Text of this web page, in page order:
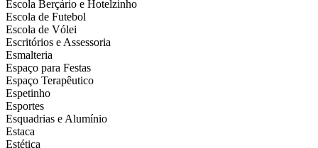
Escola Berçário e Hotelzinho
Escola de Futebol
Escola de Vólei
Escritórios e Assessoria
Esmalteria
Espaço para Festas
Espaço Terapêutico
Espetinho
Esportes
Esquadrias e Alumínio
Estaca
Estética